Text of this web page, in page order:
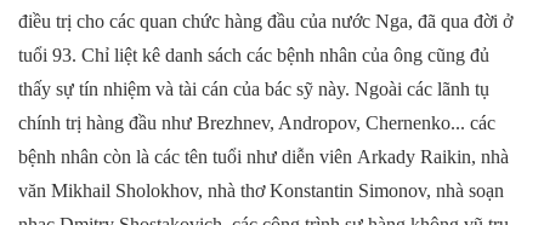
điều trị cho các quan chức hàng đầu của nước Nga, đã qua đời ở
tuổi 93. Chỉ liệt kê danh sách các bệnh nhân của ông cũng đủ
thấy sự tín nhiệm và tài cán của bác sỹ này. Ngoài các lãnh tụ
chính trị hàng đầu như Brezhnev, Andropov, Chernenko... các
bệnh nhân còn là các tên tuổi như diễn viên Arkady Raikin, nhà
văn Mikhail Sholokhov, nhà thơ Konstantin Simonov, nhà soạn